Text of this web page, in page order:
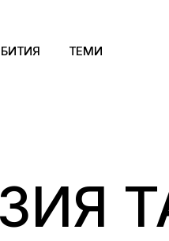
ТЕМИ
Kино
Музика